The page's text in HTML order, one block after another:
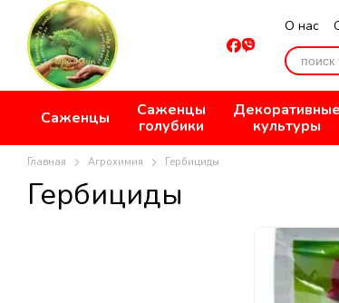
Перейти к основному контенту
О нас
Саженцы
Саженцы
голубики
Декоративные
культуры
Главная Агрохимия Гербициды
Гербициды